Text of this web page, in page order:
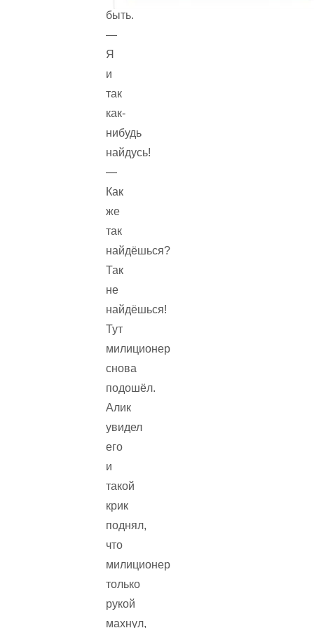
быть.
—
Я
и
так
как-
нибудь
найдусь!
—
Как
же
так
найдёшься?
Так
не
найдёшься!
Тут
милиционер
снова
подошёл.
Алик
увидел
его
и
такой
крик
поднял,
что
милиционер
только
рукой
махнул,